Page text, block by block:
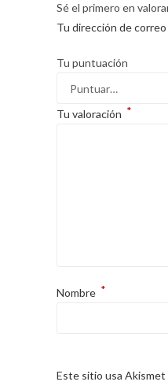
Sé el primero en
Tu dirección de
Tu puntuación
Tu valoración *
Nombre *
Este sitio usa Akismet